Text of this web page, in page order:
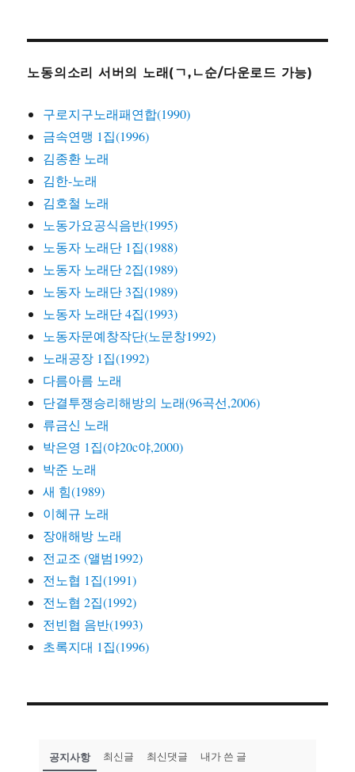
노동의소리 서버의 노래(ㄱ,ㄴ순/다운로드 가능)
구로지구노래패연합(1990)
금속연맹 1집(1996)
김종환 노래
김한-노래
김호철 노래
노동가요공식음반(1995)
노동자 노래단 1집(1988)
노동자 노래단 2집(1989)
노동자 노래단 3집(1989)
노동자 노래단 4집(1993)
노동자문예창작단(노문창1992)
노래공장 1집(1992)
다름아름 노래
단결투쟁승리해방의 노래(96곡선,2006)
류금신 노래
박은영 1집(야20c야,2000)
박준 노래
새 힘(1989)
이혜규 노래
장애해방 노래
전교조 (앨범1992)
전노협 1집(1991)
전노협 2집(1992)
전빈협 음반(1993)
초록지대 1집(1996)
공지사항 최신글 최신댓글 내가 쓴 글